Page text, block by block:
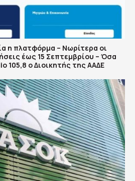
η πλατφόρμα – Νωρίτερα οι
έως 15 Σεπτεμβρίου – Όσα
105,8 ο Διοικητής της ΑΑΔΕ